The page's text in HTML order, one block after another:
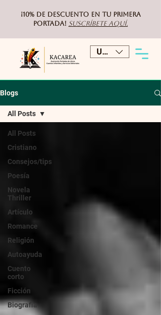
¡10% de DESCUENTO en tu primera
portada! Suscríbete aquí.
USD ($)
Blogs
All Posts
Cristiano
Consejos/tips
Poesía
Novela
Thriller
Artículo
Romance
Religión
Autoayuda
Cuento
corto
Ficción
Biografia
All Posts